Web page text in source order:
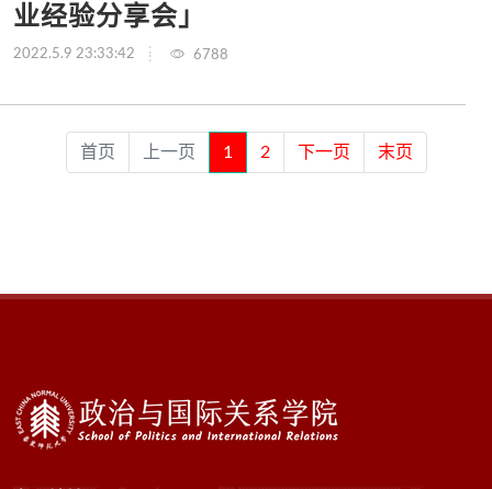
业经验分享会」
2022.5.9 23:33:42 6788
首页 上一页 1 2 下一页 末页